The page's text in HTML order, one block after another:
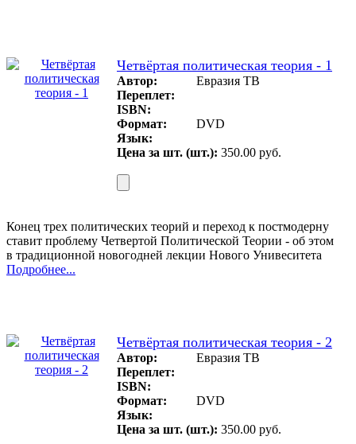
Четвёртая политическая теория - 1
Автор:
Евразия ТВ
Переплет:
ISBN:
Формат:
DVD
Язык:
Цена за шт. (шт.): 350.00 руб.
Конец трех политических теорий и переход к постмодерну
ставит проблему Четвертой Политической Теории - об этом
в традиционной новогодней лекции Нового Унивеситета
Подробнее...
Четвёртая политическая теория - 2
Автор:
Евразия ТВ
Переплет:
ISBN:
Формат:
DVD
Язык:
Цена за шт. (шт.): 350.00 руб.